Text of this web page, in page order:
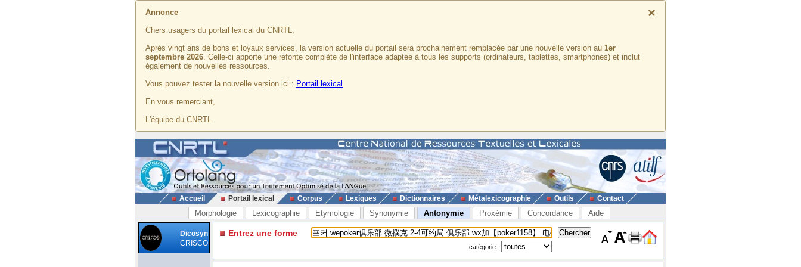
×
Annonce
Chers usagers du portail lexical du CNRTL,
Après vingt ans de bons et loyaux services, la version actuelle du portail sera prochainement remplacée par une nouvelle version au 1er
septembre 2026. Celle-ci apporte une refonte complète de l'interface adaptée à tous les supports (ordinateurs, tablettes, smartphones) et inclut
également de nouvelles ressources.
Vous pouvez tester la nouvelle version ici : Portail lexical
En vous remerciant,
L'équipe du CNRTL
Accueil Portail lexical Corpus Lexiques Dictionnaires Métalexicographie Outils Contact
Morphologie Lexicographie Etymologie Synonymie Antonymie Proxémie Concordance Aide
Dicosyn
CRISCO
Entrez une forme
catégorie :